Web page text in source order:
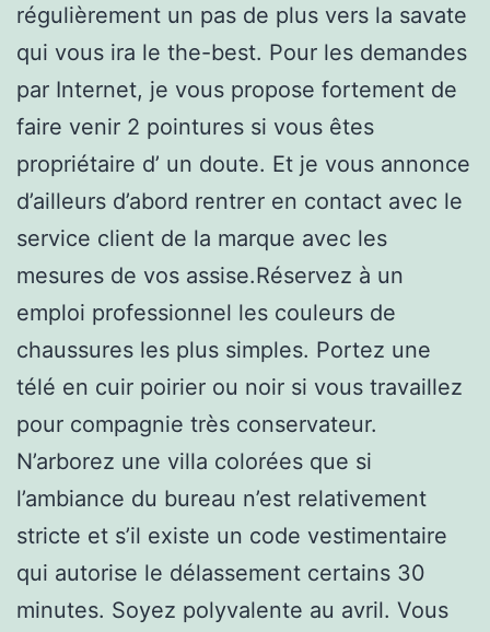
régulièrement un pas de plus vers la savate
qui vous ira le the-best. Pour les demandes
par Internet, je vous propose fortement de
faire venir 2 pointures si vous êtes
propriétaire d’ un doute. Et je vous annonce
d’ailleurs d’abord rentrer en contact avec le
service client de la marque avec les
mesures de vos assise.Réservez à un
emploi professionnel les couleurs de
chaussures les plus simples. Portez une
télé en cuir poirier ou noir si vous travaillez
pour compagnie très conservateur.
N’arborez une villa colorées que si
l’ambiance du bureau n’est relativement
stricte et s’il existe un code vestimentaire
qui autorise le délassement certains 30
minutes. Soyez polyvalente au avril. Vous